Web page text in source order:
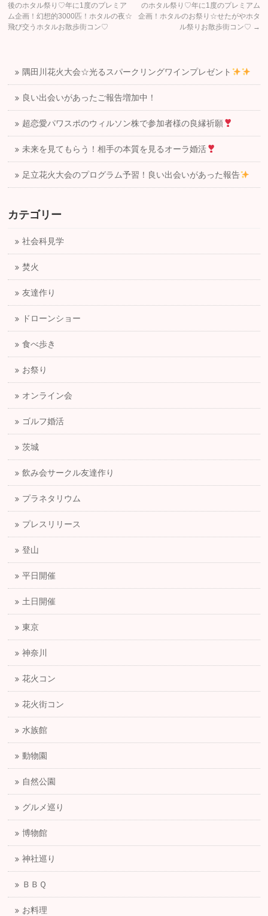
後のホタル祭り♡年に1度のプレミア
ム企画！幻想的3000匹！ホタルの夜☆
飛び交うホタルお散歩街コン♡
のホタル祭り♡年に1度のプレミアム
企画！ホタルのお祭り☆せたがやホタ
ル祭りお散歩街コン♡ →
隅田川花火大会☆光るスパークリングワインプレゼント
良い出会いがあったご報告増加中！
超恋愛パワスポのウィルソン株で参加者様の良縁祈願
未来を見てもらう！相手の本質を見るオーラ婚活
足立花火大会のプログラム予習！良い出会いがあった報告
カテゴリー
社会科見学
焚火
友達作り
ドローンショー
食べ歩き
お祭り
オンライン会
ゴルフ婚活
茨城
飲み会サークル友達作り
プラネタリウム
プレスリリース
登山
平日開催
土日開催
東京
神奈川
花火コン
花火街コン
水族館
動物園
自然公園
グルメ巡り
博物館
神社巡り
ＢＢＱ
お料理